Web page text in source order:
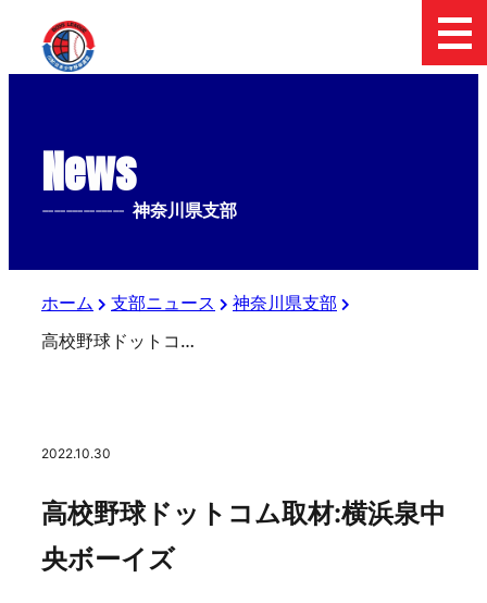
News
-------------- 神奈川県支部
ホーム 支部ニュース
神奈川県支部
高校野球ドットコム取材:横浜泉中央ボーイズ
2022.10.30
高校野球ドットコム取材:横浜泉中
央ボーイズ